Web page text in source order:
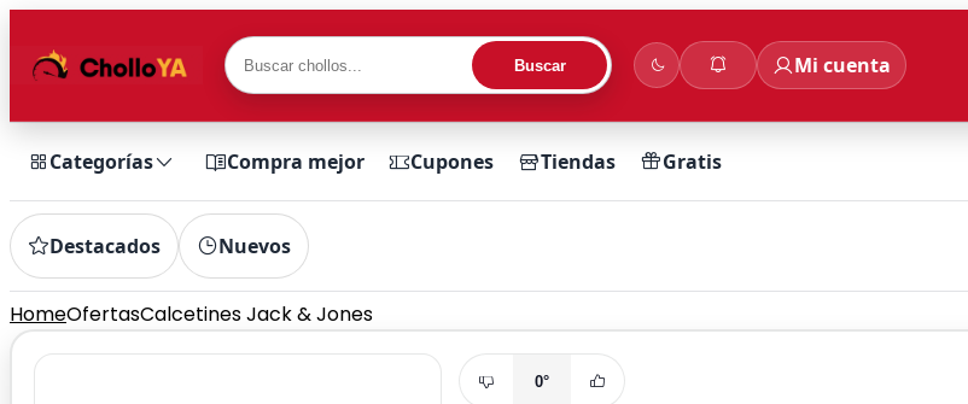
Buscar Mi cuenta
Categorías Compra mejor Cupones Tiendas Gratis
Destacados Nuevos
HomeOfertasCalcetines Jack & Jones
0°